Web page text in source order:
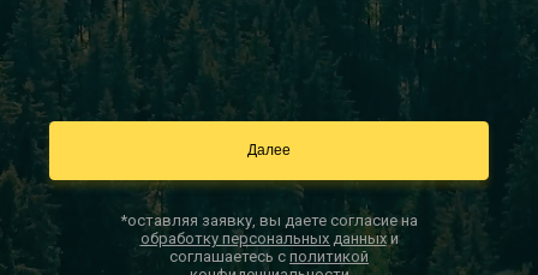
*оставляя заявку, вы даете согласие на
обработку персональных данныхи
соглашаетесь с политикой